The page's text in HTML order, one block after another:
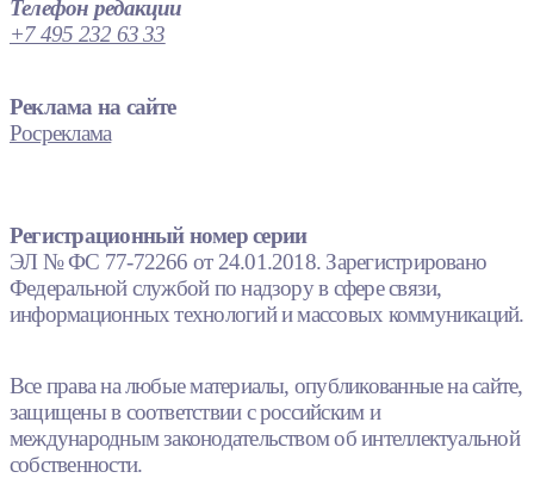
Телефон редакции
+7 495 232 63 33
Реклама на сайте
Росреклама
Регистрационный номер серии
ЭЛ № ФС 77-72266 от 24.01.2018. Зарегистрировано
Федеральной службой по надзору в сфере связи,
информационных технологий и массовых коммуникаций.
Все права на любые материалы, опубликованные на сайте,
защищены в соответствии с российским и
международным законодательством об интеллектуальной
собственности.